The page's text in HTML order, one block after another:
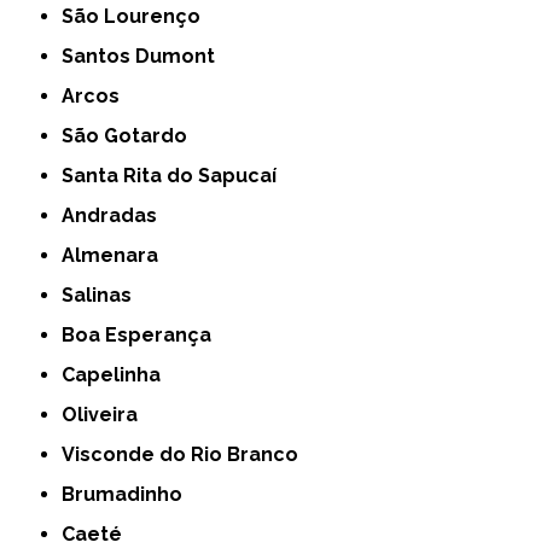
São Lourenço
Santos Dumont
Arcos
São Gotardo
Santa Rita do Sapucaí
Andradas
Almenara
Salinas
Boa Esperança
Capelinha
Oliveira
Visconde do Rio Branco
Brumadinho
Caeté